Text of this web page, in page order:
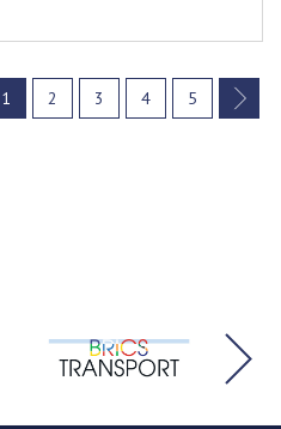
1(current)
2 3 4 5